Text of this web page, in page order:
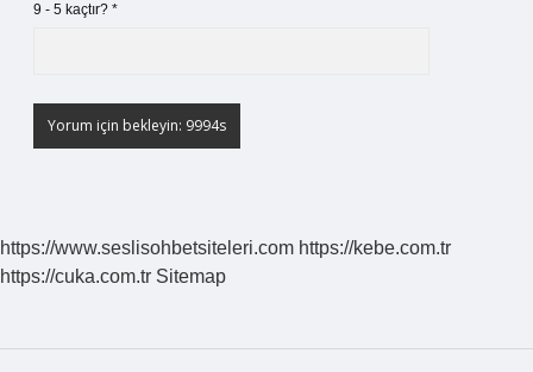
9 - 5 kaçtır? *
https://www.seslisohbetsiteleri.com https://kebe.com.tr
https://cuka.com.tr Sitemap